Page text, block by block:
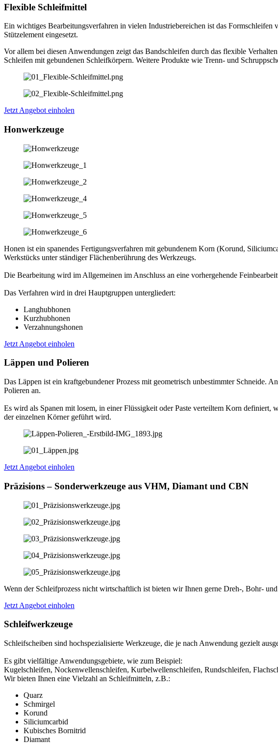
Flexible Schleifmittel
Ein wichtiges Bearbeitungsverfahren in vielen Industriebereichen ist das
Stützelement eingesetzt.
Vor allem bei diesen Anwendungen zeigt das Bandschleifen durch das flexible
Schleifen mit gebundenen Schleifkörpern. Weitere Produkte wie Trenn- und
Jetzt Angebot einholen
Honwerkzeuge
Honen ist ein spanendes Fertigungsverfahren mit gebundenem Korn (Korund,
Werkstücks unter ständiger Flächenberührung des Werkzeugs.
Die Bearbeitung wird im Allgemeinen im Anschluss an eine vorhergehende
Das Verfahren wird in drei Hauptgruppen untergliedert:
Langhubhonen
Kurzhubhonen
Verzahnungshonen
Jetzt Angebot einholen
Läppen und Polieren
Das Läppen ist ein kraftgebundener Prozess mit geometrisch unbestimmter Schneide.
Polieren an.
Es wird als Spanen mit losem, in einer Flüssigkeit oder Paste verteiltem Korn definiert,
der einzelnen Körner geführt wird.
Jetzt Angebot einholen
Präzisions – Sonderwerkzeuge aus VHM, Diamant und CBN
Wenn der Schleifprozess nicht wirtschaftlich ist bieten wir Ihnen gerne Dreh-, Bohr-
Jetzt Angebot einholen
Schleifwerkzeuge
Schleifscheiben sind hochspezialisierte Werkzeuge, die je nach Anwendung gezielt
Es gibt vielfältige Anwendungsgebiete, wie zum Beispiel:
Kugelschleifen, Nockenwellenschleifen, Kurbelwellenschleifen, Rundschleifen,
Wir bieten Ihnen eine Vielzahl an Schleifmitteln, z.B.:
Quarz
Schmirgel
Korund
Siliciumcarbid
Kubisches Bornitrid
Diamant